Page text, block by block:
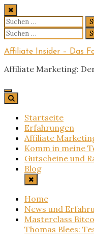
Skip
to
content
Suchen
nach:
Suchen
nach:
Affiliate Insider – Das
Affiliate Marketing:
Startseite
Erfahrungen
Affiliate
Komm in meine
Gutscheine und
Blog
Home
News und
Masterclass
Thomas Blees: